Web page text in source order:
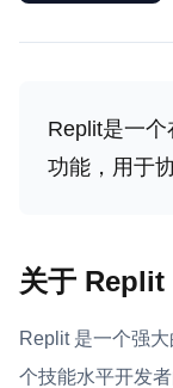
Replit是一
功能，用于
关于 Replit
Replit 是一个强
个技能水平开发